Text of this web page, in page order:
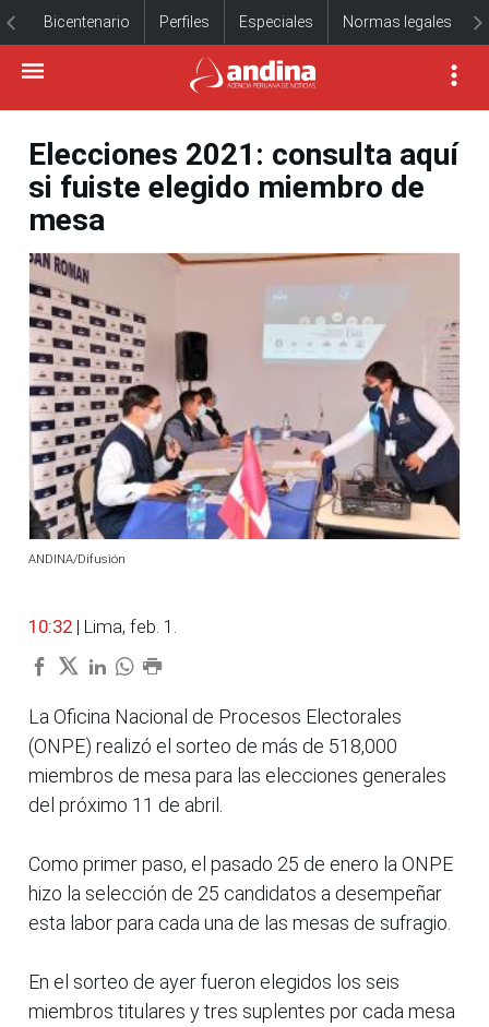
Bicentenario Perfiles Especiales Normas legales
Elecciones 2021: consulta aquí
si fuiste elegido miembro de
mesa
ANDINA/Difusión
10:32 | Lima, feb. 1.
La Oficina Nacional de Procesos Electorales
(ONPE) realizó el sorteo de más de 518,000
miembros de mesa para las elecciones generales
del próximo 11 de abril.
Como primer paso, el pasado 25 de enero la ONPE
hizo la selección de 25 candidatos a desempeñar
esta labor para cada una de las mesas de sufragio.
En el sorteo de ayer fueron elegidos los seis
miembros titulares y tres suplentes por cada mesa